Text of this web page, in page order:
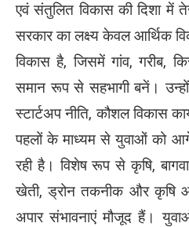
एवं संतुलित विकास की दिशा में
सरकार का लक्ष्य केवल आर्थिक
विकास है, जिसमें गांव, गरीब,
समान रूप से सहभागी बनें।
स्टार्टअप नीति, कौशल विकास
पहलों के माध्यम से युवाओं को
रही है। विशेष रूप से कृषि,
खेती, ड्रोन तकनीक और कृषि
अपार संभावनाएं मौजूद हैं।